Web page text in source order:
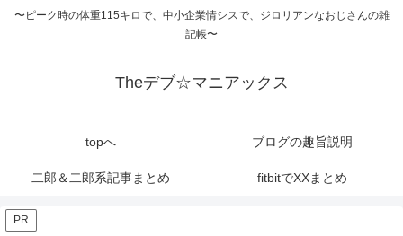
〜ピーク時の体重115キロで、中小企業情シスで、ジロリアンなおじさんの雑
記帳〜
Theデブ☆マニアックス
topへ ブログの趣旨説明
二郎＆二郎系記事まとめ fitbitでXXまとめ
PR